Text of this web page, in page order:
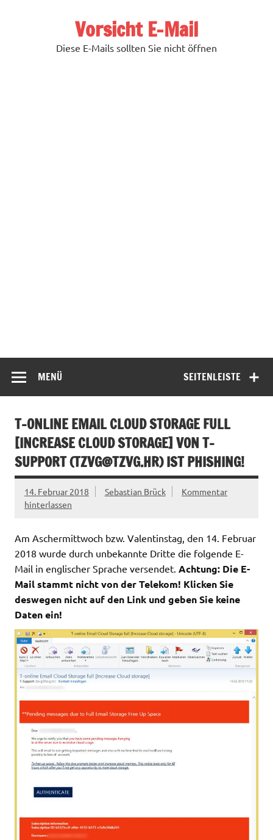
Vorsicht E-Mail
Diese E-Mails sollten Sie nicht öffnen
SEITENLEISTE
MENÜ
T-ONLINE EMAIL CLOUD STORAGE FULL
[INCREASE CLOUD STORAGE] VON T-
SUPPORT (TZVG@TZVG.HR) IST PHISHING!
14. Februar 2018 Sebastian Brück
Kommentar
hinterlassen
Am Aschermittwoch bzw. Valentinstag, den 14. Februar
2018 wurde durch unbekannte Dritte die folgende E-
Mail in englischer Sprache versendet. Achtung: Die E-
Mail stammt nicht von der Telekom! Klicken Sie
deswegen nicht auf den Link und geben Sie keine
Daten ein!